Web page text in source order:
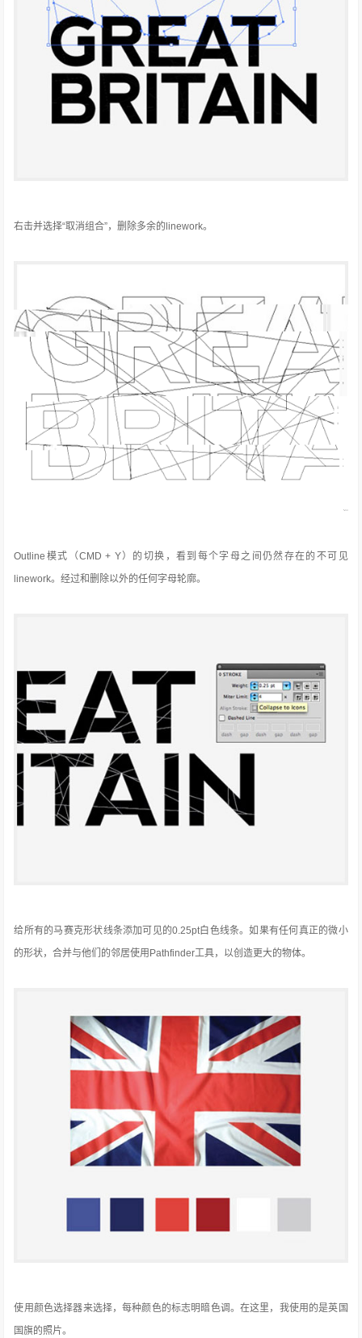
右击并选择“取消组合”，删除多余的linework。
Outline模式（CMD + Y）的切换，看到每个字母之间仍然存在的不可见
linework。经过和删除以外的任何字母轮廓。
给所有的马赛克形状线条添加可见的0.25pt白色线条。如果有任何真正的微小
的形状，合并与他们的邻居使用Pathfinder工具，以创造更大的物体。
使用颜色选择器来选择，每种颜色的标志明暗色调。 在这里，我使用的是英国
国旗的照片。